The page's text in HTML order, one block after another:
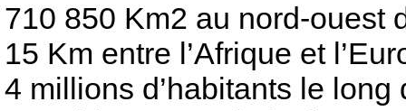
710 850 Km2 au nord-ouest
15 Km entre l’Afrique et
4 millions d’habitants le long